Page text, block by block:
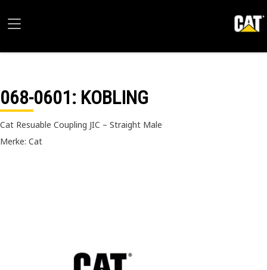
068-0601: KOBLING
Cat Resuable Coupling JIC – Straight Male
Merke: Cat